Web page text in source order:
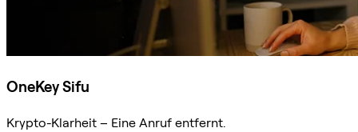
OneKey Sifu
Krypto-Klarheit – Eine Anruf entfernt.